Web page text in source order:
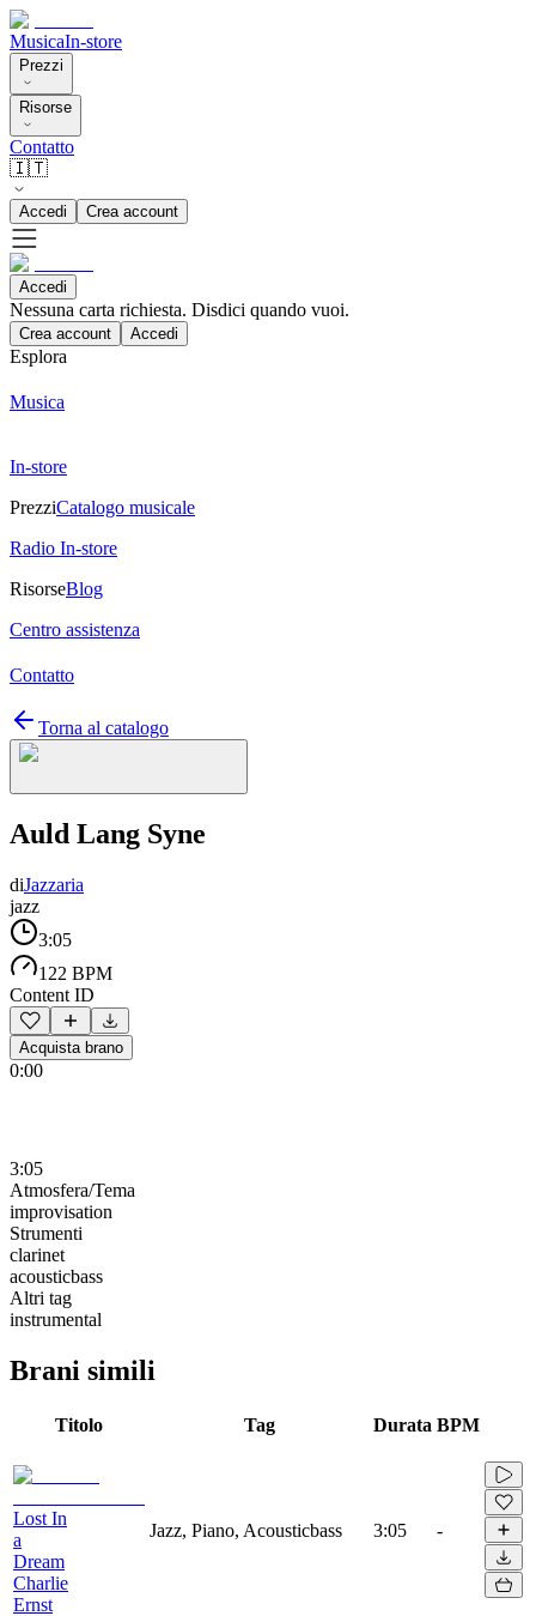
MusicaIn-store
Prezzi
Risorse
Contatto
🇮🇹
Accedi Crea account
Accedi
Nessuna carta richiesta. Disdici quando vuoi.
Crea account Accedi
Esplora
Musica
In-store
PrezziCatalogo musicale
Radio In-store
RisorseBlog
Centro assistenza
Contatto
Torna al catalogo
Auld Lang Syne
diJazzaria
jazz
3:05
122 BPM
Content ID
Acquista brano
0:00
3:05
Atmosfera/Tema
improvisation
Strumenti
clarinet
acousticbass
Altri tag
instrumental
Brani simili
Titolo Tag Durata BPM
Lost In
a
Dream
Charlie
Ernst
Jazz, Piano, Acousticbass 3:05 -